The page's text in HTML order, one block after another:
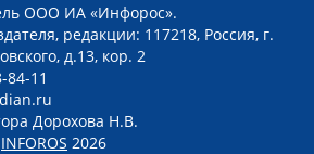
ООО ИА «Инфорос».
редакции: 117218, Россия, г.
д.13, кор. 2
84-11
Дорохова Н.В.
INFOROS 2026